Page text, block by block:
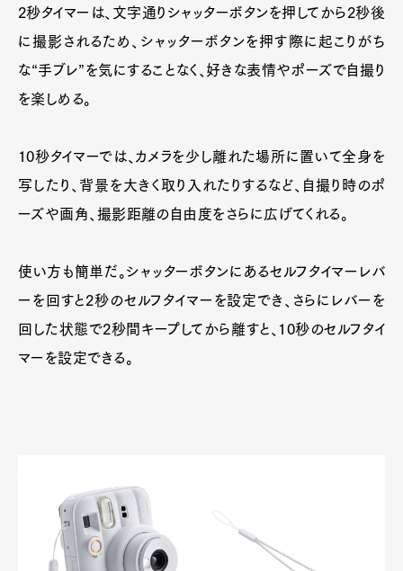
2秒タイマーは、文字通りシャッターボタンを押してから2秒後
に撮影されるため、シャッターボタンを押す際に起こりがち
な“手ブレ”を気にすることなく、好きな表情やポーズで自撮り
を楽しめる。
10秒タイマーでは、カメラを少し離れた場所に置いて全身を
写したり、背景を大きく取り入れたりするなど、自撮り時のポ
ーズや画角、撮影距離の自由度をさらに広げてくれる。
使い方も簡単だ。シャッターボタンにあるセルフタイマーレバ
ーを回すと2秒のセルフタイマーを設定でき、さらにレバーを
回した状態で2秒間キープしてから離すと、10秒のセルフタイ
マーを設定できる。